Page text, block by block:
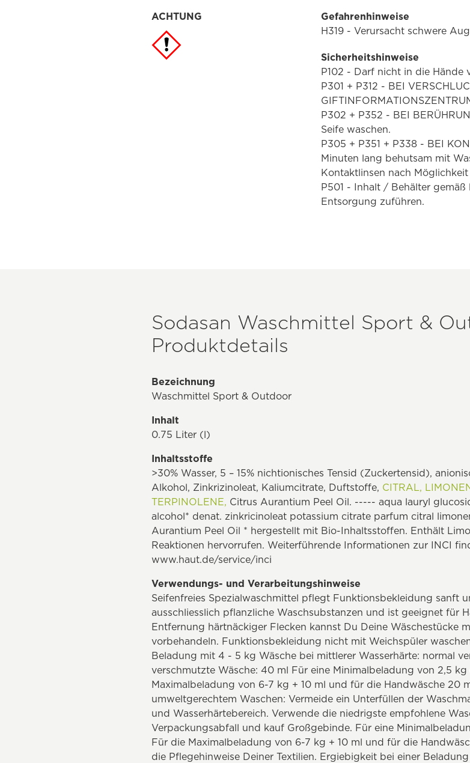
ACHTUNG
Gefahrenhinweise
H319 - Verursacht schwere
Sicherheitshinweise
P102 - Darf nicht in die Hände
P301 + P312 - BEI
P302 + P352 - BEI
Seife waschen.
P305 + P351 + P338 - BEI
Minuten lang behutsam mit
Kontaktlinsen nach
P501 - Inhalt / Behälter
Entsorgung zuführen.
Sodasan Waschmittel Sport &
Produktdetails
Bezeichnung
Waschmittel Sport & Outdoor
Inhalt
0.75 Liter (l)
Inhaltsstoffe
>30% Wasser, 5 – 15% nichtionisches Tensid (Zuckertensid),
Alkohol, Zinkrizinoleat, Kaliumcitrate, Duftstoffe, CITRAL,
TERPINOLENE, Citrus Aurantium Peel Oil. ----- aqua lauryl
alcohol* denat. zinkricinoleat potassium citrate parfum citral
Aurantium Peel Oil * hergestellt mit Bio-Inhaltsstoffen. Enthält
Reaktionen hervorrufen. Weiterführende Informationen zur INCI
www.haut.de/service/inci
Verwendungs- und Verarbeitungshinweise
Seifenfreies Spezialwaschmittel pflegt Funktionsbekleidung sanft
ausschliesslich pflanzliche Waschsubstanzen und ist geeignet für
Entfernung härtnäckiger Flecken kannst Du Deine Wäschestücke
vorbehandeln. Funktionsbekleidung nicht mit Weichspüler
Beladung mit 4 - 5 kg Wäsche bei mittlerer Wasserhärte: normal
verschmutzte Wäsche: 40 ml Für eine Minimalbeladung von 2,5
Maximalbeladung von 6-7 kg + 10 ml und für die Handwäsche 20
umweltgerechtem Waschen: Vermeide ein Unterfüllen der
und Wasserhärtebereich. Verwende die niedrigste empfohlene
Verpackungsabfall und kauf Großgebinde. Für eine
Für die Maximalbeladung von 6-7 kg + 10 ml und für die
die Pflegehinweise Deiner Textilien. Ergiebigkeit bei einer